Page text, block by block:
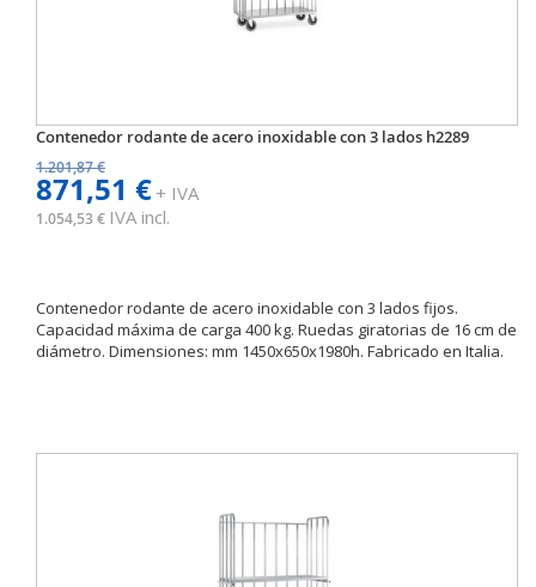
Contenedor rodante de acero inoxidable con 3 lados h2289
1.201,87 €
871,51 €+ IVA
1.054,53 € IVA incl.
Contenedor rodante de acero inoxidable con 3 lados fijos.
Capacidad máxima de carga 400 kg. Ruedas giratorias de 16 cm de
diámetro. Dimensiones: mm 1450x650x1980h. Fabricado en Italia.